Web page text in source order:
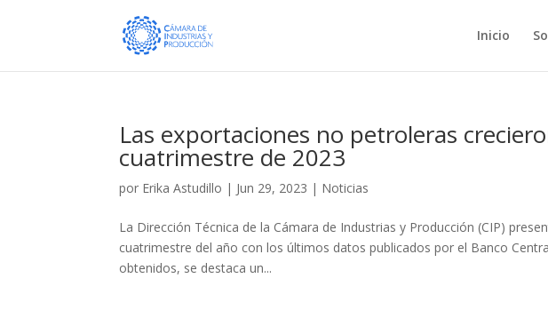
Inicio
Las exportaciones no petroleras
cuatrimestre de 2023
por Erika Astudillo | Jun 29, 2023 | Noticias
La Dirección Técnica de la Cámara de Industrias y Producción (CIP)
cuatrimestre del año con los últimos datos publicados por el Banco
obtenidos, se destaca un...